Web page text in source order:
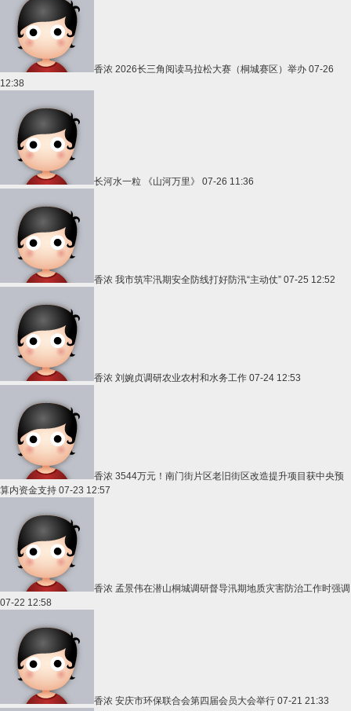
香浓 2026长三角阅读马拉松大赛（桐城赛区）举办 07-26
12:38
长河水一粒 《山河万里》 07-26 11:36
香浓 我市筑牢汛期安全防线打好防汛“主动仗” 07-25 12:52
香浓 刘婉贞调研农业农村和水务工作 07-24 12:53
香浓 3544万元！南门街片区老旧街区改造提升项目获中央预
算内资金支持 07-23 12:57
香浓 孟景伟在潜山桐城调研督导汛期地质灾害防治工作时强调
07-22 12:58
香浓 安庆市环保联合会第四届会员大会举行 07-21 21:33